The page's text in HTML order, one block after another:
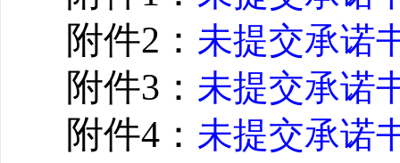
附件2： 未提交承诺
附件3： 未提交承诺
附件4： 未提交承诺